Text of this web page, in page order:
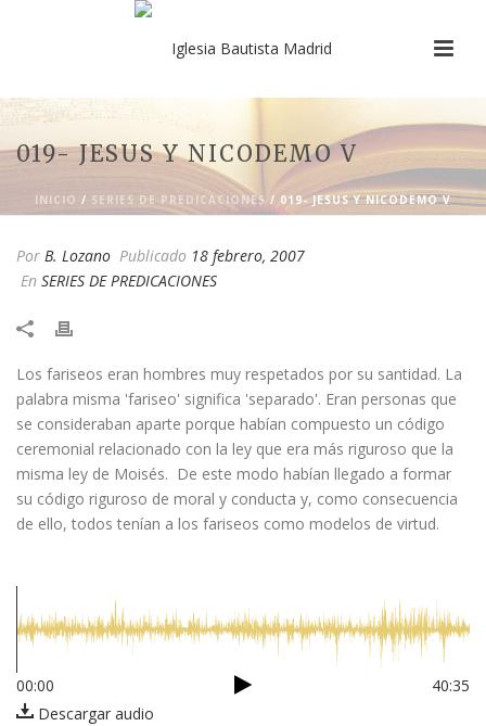
019- JESUS Y NICODEMO V
INICIO / SERIES DE PREDICACIONES / 019- JESUS Y NICODEMO V
Por B. Lozano Publicado 18 febrero, 2007
En SERIES DE PREDICACIONES
​Los fariseos eran hombres muy respetados por su santidad. La
palabra misma 'fariseo' significa 'separado'. Eran personas que
se consideraban aparte porque habían compuesto un código
ceremonial relacionado con la ley que era más riguroso que la
misma ley de Moisés. De este modo habían llegado a formar
su código riguroso de moral y conducta y, como consecuencia
de ello, todos tenían a los fariseos como modelos de virtud.
00:00
40:35
Descargar audio